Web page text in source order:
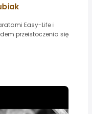
Easy-Life i
przeistoczenia się